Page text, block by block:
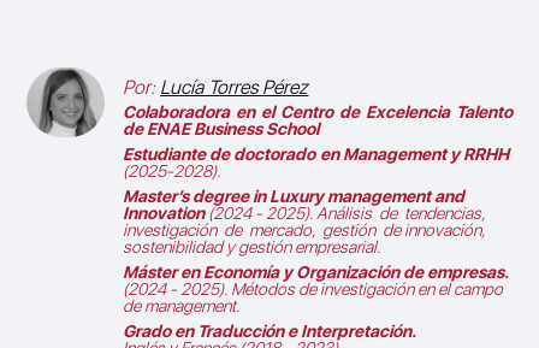
Por: Lucía Torres Pérez
Colaboradora en elCentro de Excelencia Talento
de ENAE Business School
Estudiante de doctorado en Management y RRHH
(2025-2028).
Master’s degree in Luxury management and
Innovation(2024 - 2025). Análisis de tendencias,
investigación de mercado, gestión de innovación,
sostenibilidad y gestión empresarial.
Máster en Economía y Organización de empresas.
(2024 - 2025). Métodos de investigación en el campo
de management.
Grado en Traducción e Interpretación.